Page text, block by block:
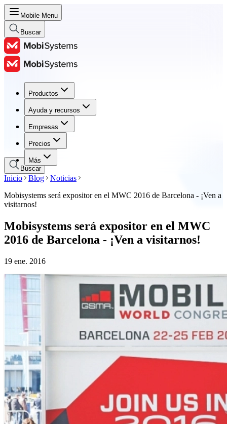
Mobile Menu
Buscar
Productos
Ayuda y recursos
Empresas
Precios
Más
Productos
Ayuda y recursos
Empresas
Precios
Buscar
Inicio Blog
Noticias
Mobisystems será expositor en el MWC 2016 de Barcelona - ¡Ven a
visitarnos!
Mobisystems será expositor en el MWC
2016 de Barcelona - ¡Ven a visitarnos!
19 ene. 2016